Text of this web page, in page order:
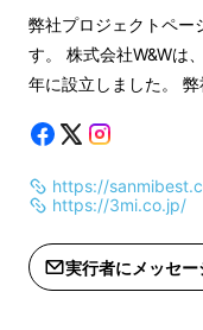
適格請求書発行事業
（適格請求書発行
載のあるインボイ
お問い合わせくださ
弊社プロジェクトペー
す。 株式会社W&Wは
年に設立しました。
https://
https://3mi.co.jp/
実行者にメッセー